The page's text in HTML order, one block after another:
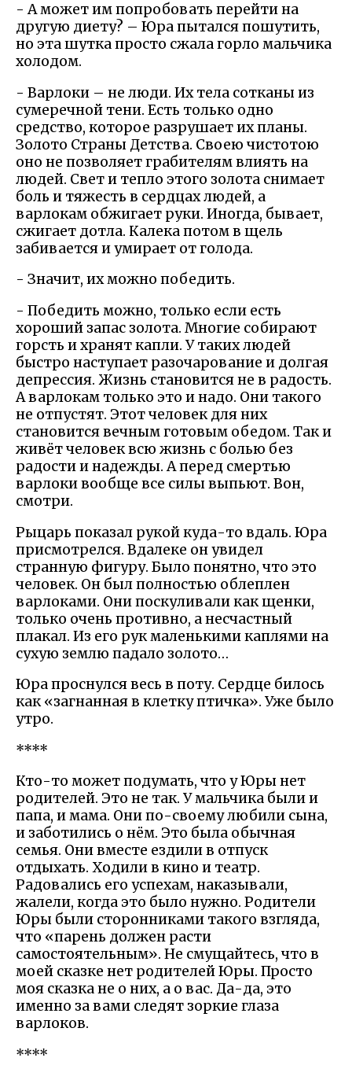
- А может им попробовать перейти на
другую диету? – Юра пытался пошутить,
но эта шутка просто сжала горло мальчика
холодом.
- Варлоки – не люди. Их тела сотканы из
сумеречной тени. Есть только одно
средство, которое разрушает их планы.
Золото Страны Детства. Своею чистотою
оно не позволяет грабителям влиять на
людей. Свет и тепло этого золота снимает
боль и тяжесть в сердцах людей, а
варлокам обжигает руки. Иногда, бывает,
сжигает дотла. Калека потом в щель
забивается и умирает от голода.
- Значит, их можно победить.
- Победить можно, только если есть
хороший запас золота. Многие собирают
горсть и хранят капли. У таких людей
быстро наступает разочарование и долгая
депрессия. Жизнь становится не в радость.
А варлокам только это и надо. Они такого
не отпустят. Этот человек для них
становится вечным готовым обедом. Так и
живёт человек всю жизнь с болью без
радости и надежды. А перед смертью
варлоки вообще все силы выпьют. Вон,
смотри.
Рыцарь показал рукой куда-то вдаль. Юра
присмотрелся. Вдалеке он увидел
странную фигуру. Было понятно, что это
человек. Он был полностью облеплен
варлоками. Они поскуливали как щенки,
только очень противно, а несчастный
плакал. Из его рук маленькими каплями на
сухую землю падало золото…
Юра проснулся весь в поту. Сердце билось
как «загнанная в клетку птичка». Уже было
утро.
****
Кто-то может подумать, что у Юры нет
родителей. Это не так. У мальчика были и
папа, и мама. Они по-своему любили сына,
и заботились о нём. Это была обычная
семья. Они вместе ездили в отпуск
отдыхать. Ходили в кино и театр.
Радовались его успехам, наказывали,
жалели, когда это было нужно. Родители
Юры были сторонниками такого взгляда,
что «парень должен расти
самостоятельным». Не смущайтесь, что в
моей сказке нет родителей Юры. Просто
моя сказка не о них, а о вас. Да-да, это
именно за вами следят зоркие глаза
варлоков.
****